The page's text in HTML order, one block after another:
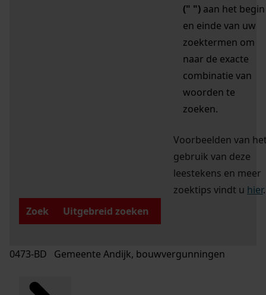
(" ") aan het begin
en einde van uw
zoektermen om
naar de exacte
combinatie van
woorden te
zoeken.
Voorbeelden van
gebruik van deze
leestekens en meer
zoektips vindt u hier.
Zoek
Uitgebreid zoeken
0473-BD Gemeente Andijk, bouwvergunningen